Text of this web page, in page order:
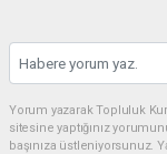
Yorum yazarak Topluluk
sitesine yaptığınız
başınıza üstleniyorsunuz.